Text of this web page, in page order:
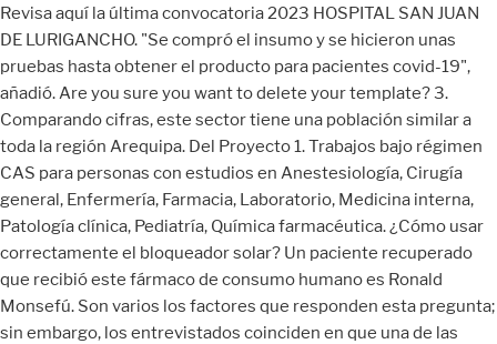
Revisa aquí la última convocatoria 2023 HOSPITAL SAN JUAN
DE LURIGANCHO. "Se compró el insumo y se hicieron unas
pruebas hasta obtener el producto para pacientes covid-19",
añadió. Are you sure you want to delete your template? 3.
Comparando cifras, este sector tiene una población similar a
toda la región Arequipa. Del Proyecto 1. Trabajos bajo régimen
CAS para personas con estudios en Anestesiología, Cirugía
general, Enfermería, Farmacia, Laboratorio, Medicina interna,
Patología clínica, Pediatría, Química farmacéutica. ¿Cómo usar
correctamente el bloqueador solar? Un paciente recuperado
que recibió este fármaco de consumo humano es Ronald
Monsefú. Son varios los factores que responden esta pregunta;
sin embargo, los entrevistados coinciden en que una de las